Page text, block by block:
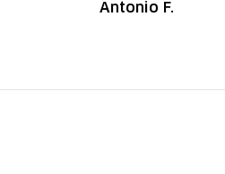
autorizada da
Antonio F.